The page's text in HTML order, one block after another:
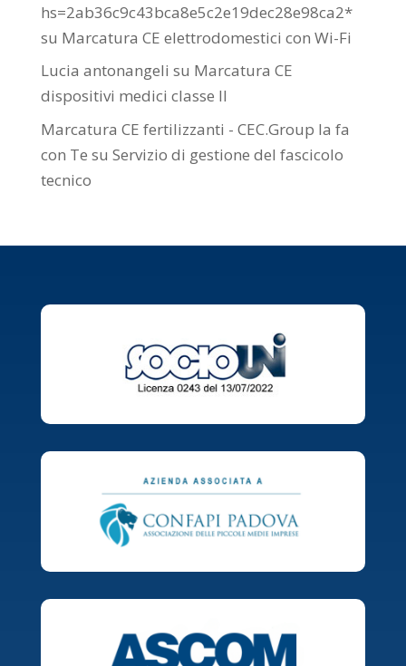
hs=2ab36c9c43bca8e5c2e19dec28e98ca2*
su Marcatura CE elettrodomestici con Wi-Fi
Lucia antonangeli su Marcatura CE
dispositivi medici classe II
Marcatura CE fertilizzanti - CEC.Group la fa
con Te su Servizio di gestione del fascicolo
tecnico